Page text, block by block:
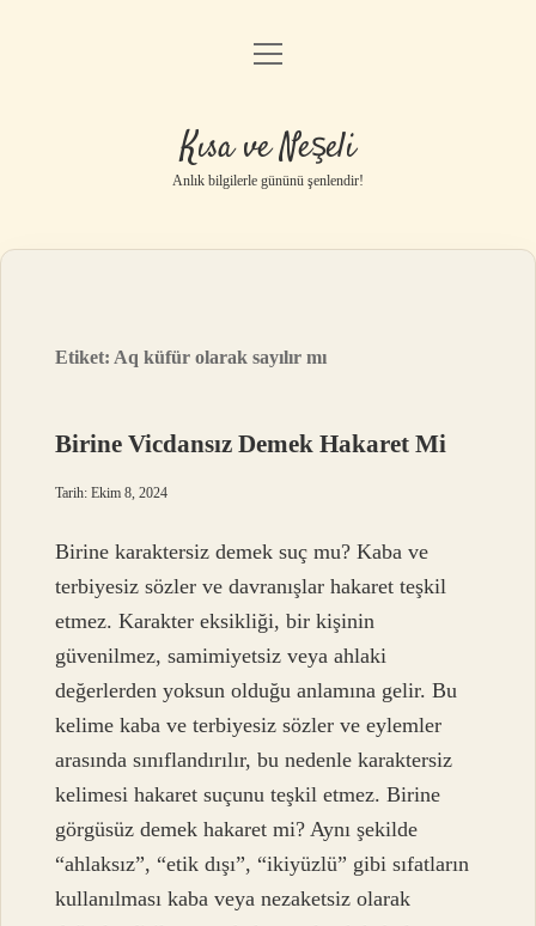
Anasayfa
Yasal Uyarı
menüyü
Kısa ve Neşeli
Anlık bilgilerle gününü şenlendir!
Etiket: Aq küfür olarak sayılır mı
Birine Vicdansız Demek Hakaret Mi
Tarih: Ekim 8, 2024
Birine karaktersiz demek suç mu? Kaba ve
terbiyesiz sözler ve davranışlar hakaret teşkil
etmez. Karakter eksikliği, bir kişinin
güvenilmez, samimiyetsiz veya ahlaki
değerlerden yoksun olduğu anlamına gelir. Bu
kelime kaba ve terbiyesiz sözler ve eylemler
arasında sınıflandırılır, bu nedenle karaktersiz
kelimesi hakaret suçunu teşkil etmez. Birine
görgüsüz demek hakaret mi? Aynı şekilde
“ahlaksız”, “etik dışı”, “ikiyüzlü” gibi sıfatların
kullanılması kaba veya nezaketsiz olarak